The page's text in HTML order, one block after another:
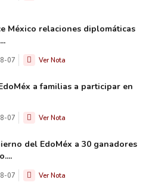
México relaciones diplomáticas
07 Ver Nota
a familias a participar en
07 Ver Nota
del EdoMéx a 30 ganadores
07 Ver Nota